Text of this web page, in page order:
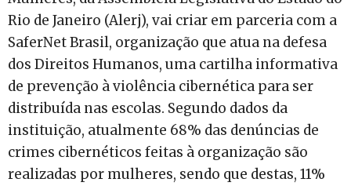
Rio de Janeiro (Alerj), vai criar em parceria com a
SaferNet Brasil, organização que atua na defesa
dos Direitos Humanos, uma cartilha informativa
de prevenção à violência cibernética para ser
distribuída nas escolas. Segundo dados da
instituição, atualmente 68% das denúncias de
crimes cibernéticos feitas à organização são
realizadas por mulheres, sendo que destas, 11%